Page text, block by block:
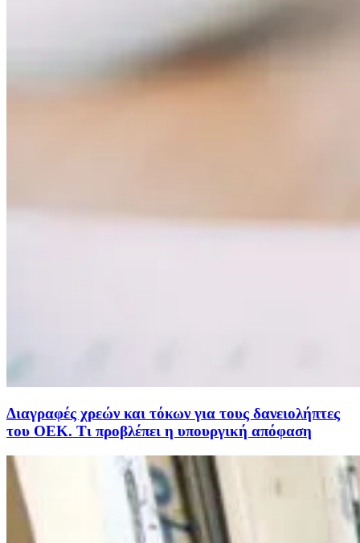
Διαγραφές χρεών και τόκων για τους δανειολήπτες
του ΟΕΚ. Τι προβλέπει η υπουργική απόφαση